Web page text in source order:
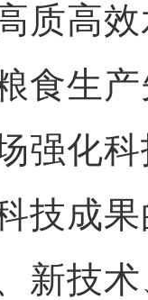
高效
食生
强化
技成
新技